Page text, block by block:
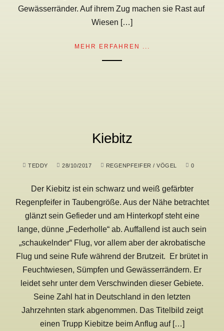
Gewässerränder. Auf ihrem Zug machen sie Rast auf
Wiesen […]
MEHR ERFAHREN ...
Kiebitz
TEDDY 28/10/2017 REGENPFEIFER /VÖGEL 0
Der Kiebitz ist ein schwarz und weiß gefärbter
Regenpfeifer in Taubengröße. Aus der Nähe betrachtet
glänzt sein Gefieder und am Hinterkopf steht eine
lange, dünne „Federholle“ ab. Auffallend ist auch sein
„schaukelnder“ Flug, vor allem aber der akrobatische
Flug und seine Rufe während der Brutzeit. Er brütet in
Feuchtwiesen, Sümpfen und Gewässerrändern. Er
leidet sehr unter dem Verschwinden dieser Gebiete.
Seine Zahl hat in Deutschland in den letzten
Jahrzehnten stark abgenommen. Das Titelbild zeigt
einen Trupp Kiebitze beim Anflug auf […]